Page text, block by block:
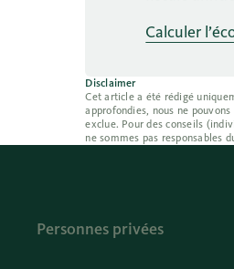
Calculer
Disclaimer
Cet article a été rédigé
approfondies, nous ne
exclue. Pour des conseils
ne sommes pas responsables
Personnes privées